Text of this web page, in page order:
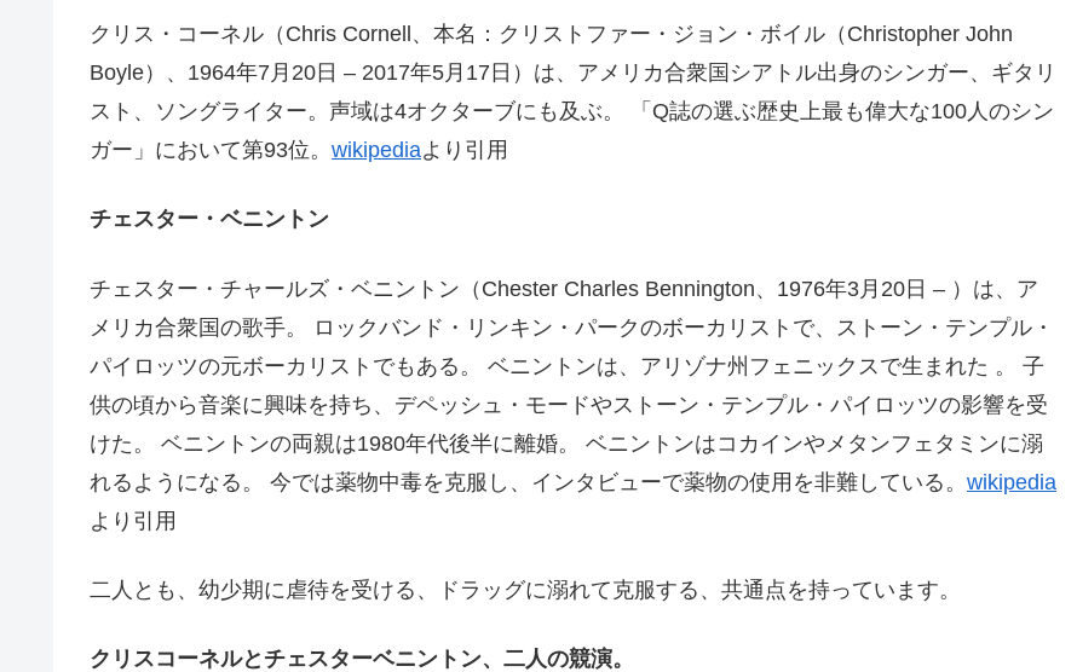
クリス・コーネル（Chris Cornell、本名：クリストファー・ジョン・ボイル（Christopher John
Boyle）、1964年7月20日 – 2017年5月17日）は、アメリカ合衆国シアトル出身のシンガー、ギタリ
スト、ソングライター。声域は4オクターブにも及ぶ。 「Q誌の選ぶ歴史上最も偉大な100人のシン
ガー」において第93位。 wikipediaより引用
チェスター・ベニントン
チェスター・チャールズ・ベニントン（Chester Charles Bennington、1976年3月20日 – ）は、ア
メリカ合衆国の歌手。 ロックバンド・リンキン・パークのボーカリストで、ストーン・テンプル・
パイロッツの元ボーカリストでもある。 ベニントンは、アリゾナ州フェニックスで生まれた 。 子
供の頃から音楽に興味を持ち、デペッシュ・モードやストーン・テンプル・パイロッツの影響を受
けた。 ベニントンの両親は1980年代後半に離婚。 ベニントンはコカインやメタンフェタミンに溺
れるようになる。 今では薬物中毒を克服し、インタビューで薬物の使用を非難している。 wikipedia
より引用
二人とも、幼少期に虐待を受ける、ドラッグに溺れて克服する、共通点を持っています。
クリスコーネルとチェスターベニントン、二人の競演。